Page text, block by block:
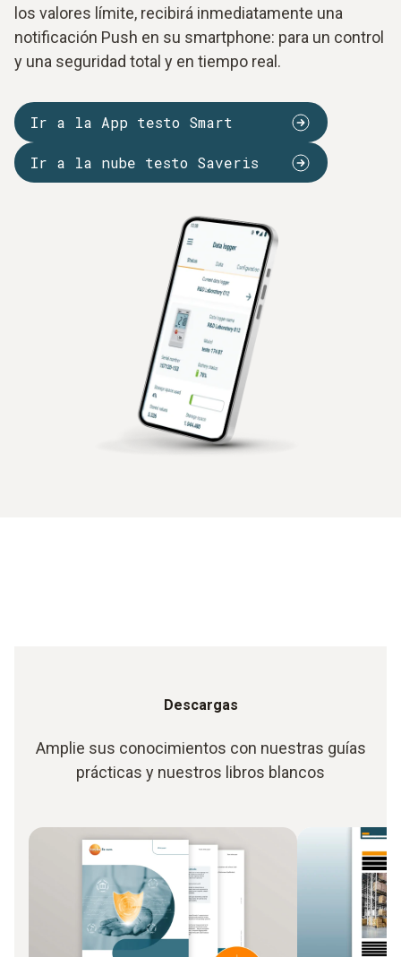
los valores límite, recibirá inmediatamente una
notificación Push en su smartphone: para un control
y una seguridad total y en tiempo real.
Ir a la App testo Smart
Ir a la nube testo Saveris
Descargas
Amplie sus conocimientos con nuestras guías
prácticas y nuestros libros blancos